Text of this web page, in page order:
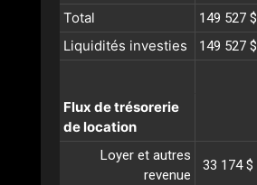
Total 149 527 $
Liquidités investies 149 527 $
Flux de trésorerie
de location
Loyer et autres
revenue
33 174 $